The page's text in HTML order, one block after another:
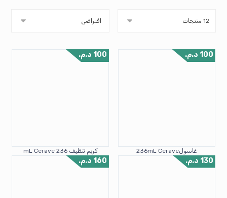
غاسول236mL Cerave
100 د.م.
كريم تنظيف 236 mL Cerave
100 د.م.
130 د.م. 160 د.م.